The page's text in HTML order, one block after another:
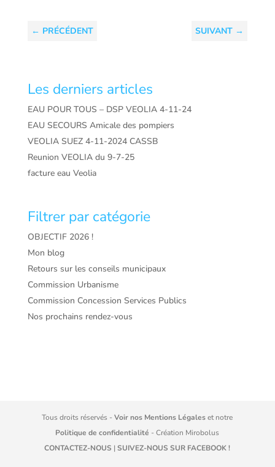
← PRÉCÉDENT SUIVANT →
Les derniers articles
EAU POUR TOUS – DSP VEOLIA 4-11-24
EAU SECOURS Amicale des pompiers
VEOLIA SUEZ 4-11-2024 CASSB
Reunion VEOLIA du 9-7-25
facture eau Veolia
Filtrer par catégorie
OBJECTIF 2026 !
Mon blog
Retours sur les conseils municipaux
Commission Urbanisme
Commission Concession Services Publics
Nos prochains rendez-vous
Tous droits réservés -Voir nos Mentions Légaleset notre
Politique de confidentialité - Création Mirobolus
CONTACTEZ-NOUS |SUIVEZ-NOUS SUR FACEBOOK !